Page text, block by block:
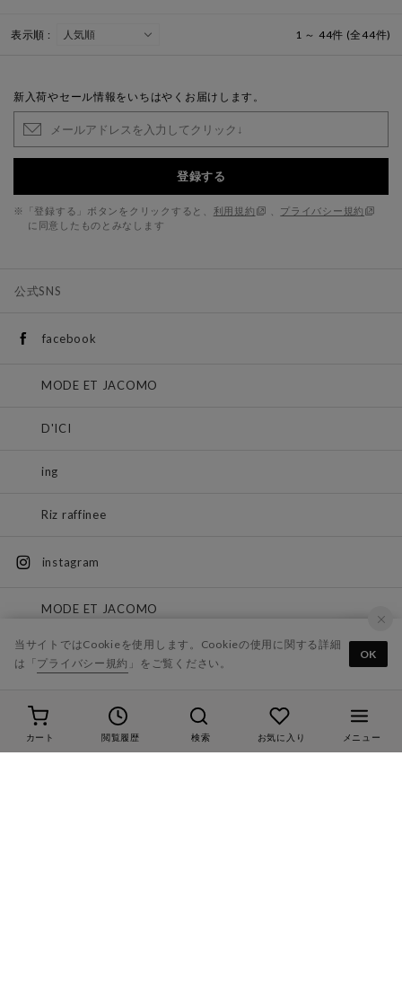
カート 閲覧履歴 検索 お気に入り メニュー
表示順 : 1 ～ 44件 (全44件)
新入荷やセール情報をいちはやくお届けします。
登録する
※「登録する」ボタンをクリックすると、 利用規約
プライバシー規約
に同意したものとみなします
公式SNS
facebook
MODE ET JACOMO
D'ICI
ing
Riz raffinee
instagram
MODE ET JACOMO
D'ICI
Riz raffinee
当サイトではCookieを使用します。Cookieの使用に関する詳細
は「プライバシー規約 」をご覧ください。
OK